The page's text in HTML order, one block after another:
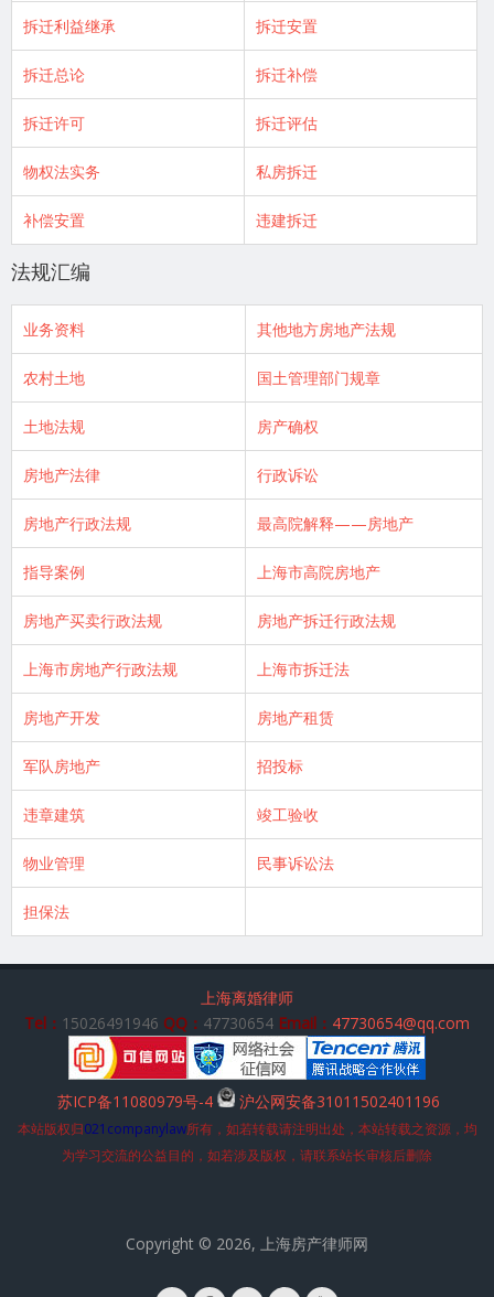
拆迁利益继承 拆迁安置
拆迁总论 拆迁补偿
拆迁许可 拆迁评估
物权法实务 私房拆迁
补偿安置 违建拆迁
法规汇编
业务资料 其他地方房地产法规
农村土地 国土管理部门规章
土地法规 房产确权
房地产法律 行政诉讼
房地产行政法规 最高院解释——房地产
指导案例 上海市高院房地产
房地产买卖行政法规 房地产拆迁行政法规
上海市房地产行政法规 上海市拆迁法
房地产开发 房地产租赁
军队房地产 招投标
违章建筑 竣工验收
物业管理 民事诉讼法
担保法
上海离婚律师
Tel： 15026491946 QQ： 47730654 Email： 47730654@qq.com
苏ICP备11080979号-4 沪公网安备31011502401196
本站版权归021companylaw所有，如若转载请注明出处，本站转载之资源，均
为学习交流的公益目的，如若涉及版权，请联系站长审核后删除
Copyright © 2026, 上海房产律师网